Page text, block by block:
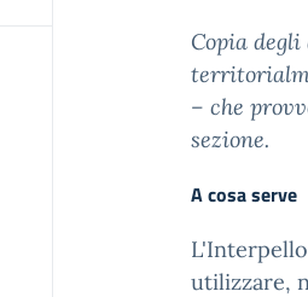
Copia
– che
sezione.
A cosa serve
utilizzare,